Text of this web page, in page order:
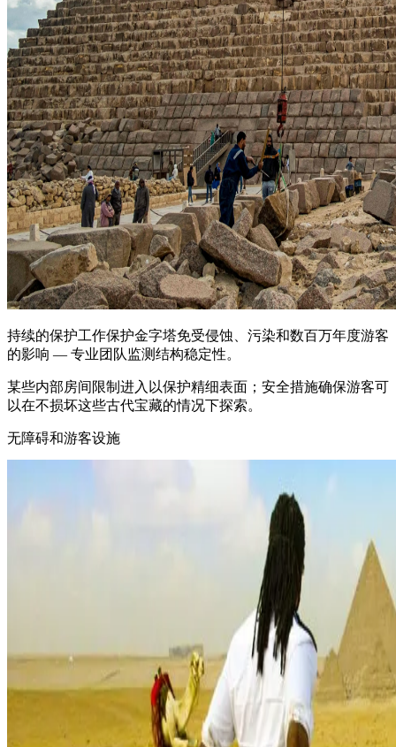
持续的保护工作保护金字塔免受侵蚀、污染和数百万年度游客
的影响 — 专业团队监测结构稳定性。
某些内部房间限制进入以保护精细表面；安全措施确保游客可
以在不损坏这些古代宝藏的情况下探索。
无障碍和游客设施